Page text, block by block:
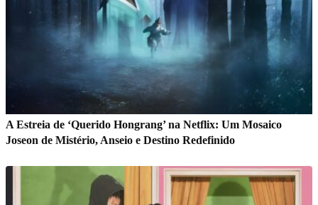
A Estreia de ‘Querido Hongrang’ na Netflix: Um Mosaico
Joseon de Mistério, Anseio e Destino Redefinido